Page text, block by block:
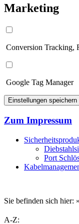
Marketing
Conversion Tracking,
Google Tag Manager
Einstellungen speichern
Zum Impressum
Port
Sie befinden sich hier: »
A-Z: